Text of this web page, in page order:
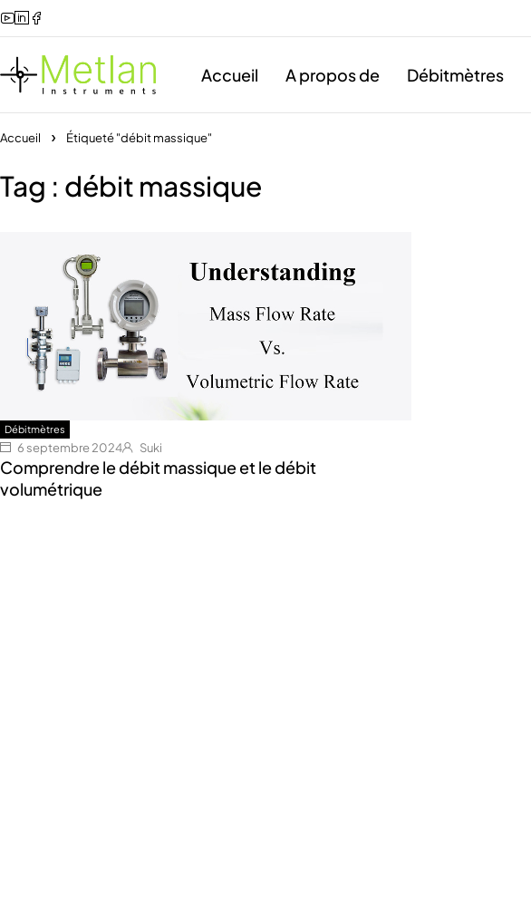
Accueil A propos de Débitmètres
Accueil Étiqueté "débit massique"
Tag : débit massique
Débitmètres
6 septembre 2024 Suki
Comprendre le débit massique et le débit
volumétrique